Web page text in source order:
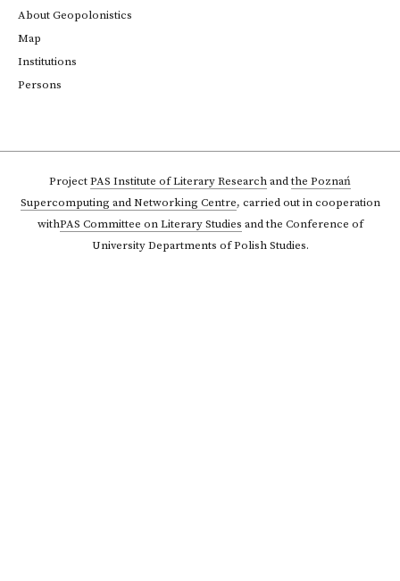
About Geopolonistics
Map
Institutions
Persons
ProjectPAS Institute of Literary Researchandthe Poznań
Supercomputing and Networking Centre, carried out in cooperation
withPAS Committee on Literary Studies and the Conference of
University Departments of Polish Studies.